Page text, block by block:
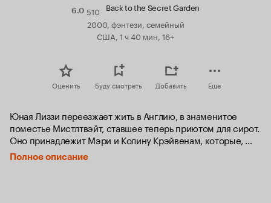
6.0Рейтинг
Кинопоиска
510 Back to the Secret Garden
2000, фэнтези, семейный
США, 1 ч 40 мин, 16+
Оценить Буду смотреть Добавить Еще
Юная Лиззи переезжает жить в Англию, в знаменитое
поместье Мистлтвэйт, ставшее теперь приютом для сирот.
Оно принадлежит Мэри и Колину Крэйвенам, которые,
будучи еще детьми, нашли дверь в таинственный сад,
полный магии и волшебства.
строгой домоправительницы Марты, которая не только
Полное описание